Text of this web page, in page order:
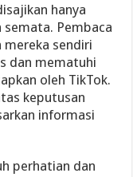
hanya
Pembaca
mereka sendiri
dan mematuhi
oleh TikTok.
keputusan
informasi
perhatian dan